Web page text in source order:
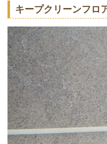
キープクリーンフロ